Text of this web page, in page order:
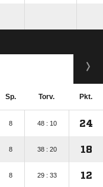
Sp. Torv. Pkt.
8 48 : 10 24
8 38 : 20 18
8 29 : 33 12